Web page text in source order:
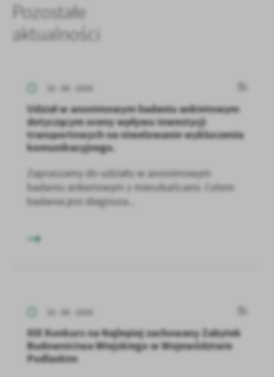
Pozostałe
aktualności
10 - 06 - 2026
Udział w anonimowym badaniu ankietowym
dotyczącym oceny wpływu inwestycji
transportowych na niwelowanie wykluczenia
komunikacyjnego.
Zapraszamy do udziału w anonimowym
badaniu ankietowym z mieszkańcami. Celem
badania jest diagnoza...
10 - 06 - 2026
XIX Konkurs na Najlepiej zachowany Zabytek
Budownictwa Wiejskiego w Województwie
Podlaskim